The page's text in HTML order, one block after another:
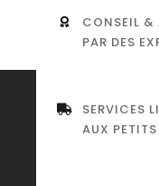
CONSEIL &
PAR DES
SERVICES
AUX